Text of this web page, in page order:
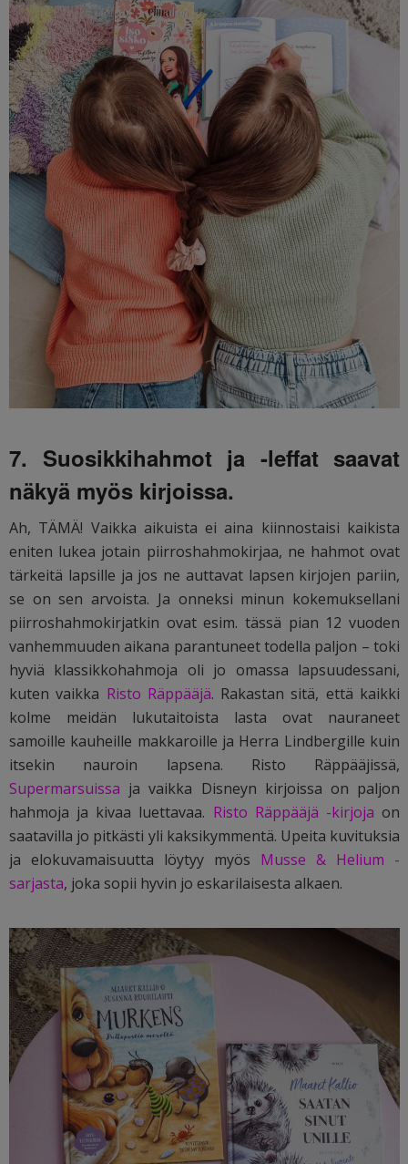
7. Suosikkihahmot ja -leffat saavat
näkyä myös kirjoissa.
Ah, TÄMÄ! Vaikka aikuista ei aina kiinnostaisi kaikista
eniten lukea jotain piirroshahmokirjaa, ne hahmot ovat
tärkeitä lapsille ja jos ne auttavat lapsen kirjojen pariin,
se on sen arvoista. Ja onneksi minun kokemuksellani
piirroshahmokirjatkin ovat esim. tässä pian 12 vuoden
vanhemmuuden aikana parantuneet todella paljon – toki
hyviä klassikkohahmoja oli jo omassa lapsuudessani,
kuten vaikka Risto Räppääjä. Rakastan sitä, että kaikki
kolme meidän lukutaitoista lasta ovat nauraneet
samoille kauheille makkaroille ja Herra Lindbergille kuin
itsekin nauroin lapsena. Risto Räppääjissä,
Supermarsuissa ja vaikka Disneyn kirjoissa on paljon
hahmoja ja kivaa luettavaa. Risto Räppääjä -kirjoja on
saatavilla jo pitkästi yli kaksikymmentä. Upeita kuvituksia
ja elokuvamaisuutta löytyy myös Musse & Helium -
sarjasta, joka sopii hyvin jo eskarilaisesta alkaen.